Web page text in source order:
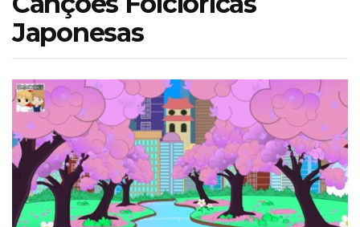
Japonesas